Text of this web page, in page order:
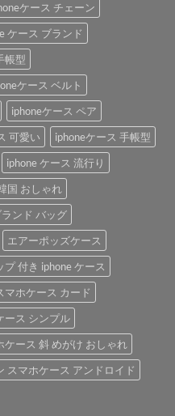
ケース チェーン
ケース ブランド
帳型
ケース ベルト
iphoneケース ペア
可愛い
iphoneケース 手帳型
iphone ケース 流行り
国 おしゃれ
ンド バッグ
エアーポッズケース
プ 付き iphone ケース
マホケース カード
ース シンプル
ケース 斜 めがけ おしゃれ
スマホケース アンドロイド